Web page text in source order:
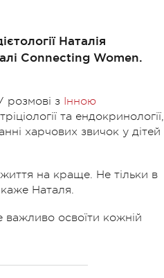
Наталія
Connecting Women.
розмові з Інною
та ендокринології,
харчових звичок у дітей
на краще. Не тільки в
Наталя.
освоїти кожній